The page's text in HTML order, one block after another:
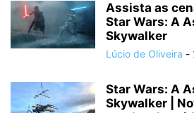
Assista as
Star Wars: A
Skywalker
Lúcio de Oliveira -
Star Wars: A
Skywalker |